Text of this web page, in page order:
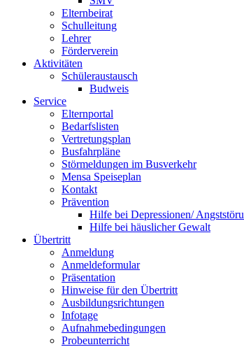
Elternbeirat
Schulleitung
Lehrer
Förderverein
Aktivitäten
Schüleraustausch
Budweis
Service
Elternportal
Bedarfslisten
Vertretungsplan
Busfahrpläne
Störmeldungen im Busverkehr
Mensa Speiseplan
Kontakt
Prävention
Hilfe bei Depressionen/
Hilfe bei häuslicher Gewalt
Übertritt
Anmeldung
Anmeldeformular
Präsentation
Hinweise für den Übertritt
Ausbildungsrichtungen
Infotage
Aufnahmebedingungen
Probeunterricht